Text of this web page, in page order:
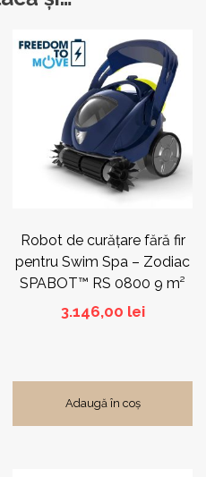
Robot de curățare fără fir
pentru Swim Spa – Zodiac
SPABOT™ RS 0800 9 m²
3.146,00 lei
Adaugă în coș